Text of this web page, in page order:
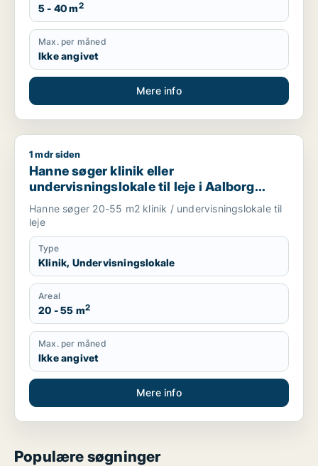
5 - 40 m2
Max. per måned
Ikke angivet
Mere info
Hanne søger klinik eller undervisningslokale til leje i
1 mdr siden
Hanne søger klinik eller
undervisningslokale til leje i Aalborg
Centrum, Aalborg SV eller Aalborg SØ
m.fl.
Hanne søger 20-55 m2 klinik / undervisningslokale til
leje
Type
Klinik, Undervisningslokale
Areal
20 - 55 m2
Max. per måned
Ikke angivet
Mere info
Populære søgninger